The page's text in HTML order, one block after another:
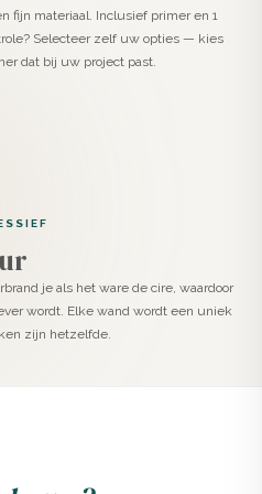
je aan schuren en
niet.
jarenlang meegaat.
er geen scheuren
Met minimaal
fijn materiaal. Inclusief primer en 1
Selecteer zelf uw opties — kies
dat bij uw project past.
je als het ware de cire, waardoor
wordt. Elke wand wordt een uniek
zijn hetzelfde.